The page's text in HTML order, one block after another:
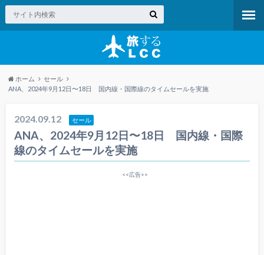
ホーム
セール
ANA、2024年9月12日〜18日 国内線・国際線のタイムセールを実施
2024.09.12 セール
ANA、2024年9月12日〜18日 国内線・国際
線のタイムセールを実施
<<広告>>